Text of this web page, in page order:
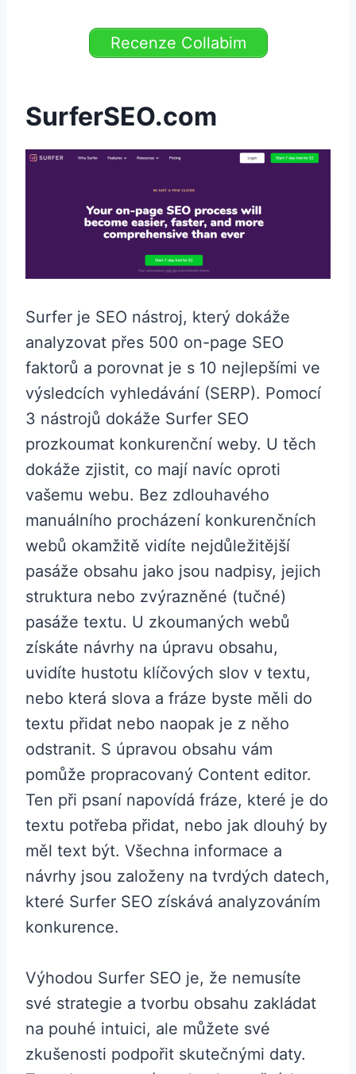
Recenze Collabim
SurferSEO.com
Surfer je SEO nástroj, který dokáže
analyzovat přes 500 on-page SEO
faktorů a porovnat je s 10 nejlepšími ve
výsledcích vyhledávání (SERP). Pomocí
3 nástrojů dokáže Surfer SEO
prozkoumat konkurenční weby. U těch
dokáže zjistit, co mají navíc oproti
vašemu webu. Bez zdlouhavého
manuálního procházení konkurenčních
webů okamžitě vidíte nejdůležitější
pasáže obsahu jako jsou nadpisy, jejich
struktura nebo zvýrazněné (tučné)
pasáže textu. U zkoumaných webů
získáte návrhy na úpravu obsahu,
uvidíte hustotu klíčových slov v textu,
nebo která slova a fráze byste měli do
textu přidat nebo naopak je z něho
odstranit. S úpravou obsahu vám
pomůže propracovaný Content editor.
Ten při psaní napovídá fráze, které je do
textu potřeba přidat, nebo jak dlouhý by
měl text být. Všechna informace a
návrhy jsou založeny na tvrdých datech,
které Surfer SEO získává analyzováním
konkurence.
Výhodou Surfer SEO je, že nemusíte
své strategie a tvorbu obsahu zakládat
na pouhé intuici, ale můžete své
zkušenosti podpořit skutečnými daty.